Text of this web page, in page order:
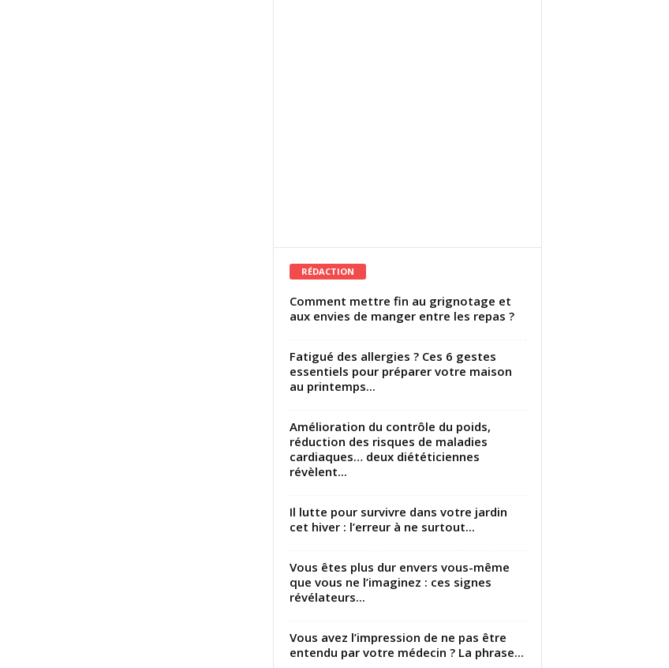
RÉDACTION
Comment mettre fin au grignotage et
aux envies de manger entre les repas ?
Fatigué des allergies ? Ces 6 gestes
essentiels pour préparer votre maison
au printemps...
Amélioration du contrôle du poids,
réduction des risques de maladies
cardiaques… deux diététiciennes
révèlent...
Il lutte pour survivre dans votre jardin
cet hiver : l’erreur à ne surtout...
Vous êtes plus dur envers vous-même
que vous ne l’imaginez : ces signes
révélateurs...
Vous avez l’impression de ne pas être
entendu par votre médecin ? La phrase...